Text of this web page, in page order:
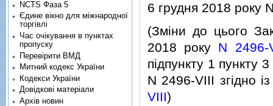
6 грудня 2018 року
(Змiни до цього
2018 року N 2496-
пiдпункту 1 пункту
N 2496-VIII згiдно
VIII)
NCTS Фаза 5
Єдине вікно для міжнародної
торгівлі
Час очікування в пунктах
пропуску
Перевірити ВМД
Митний кодекс України
Кодекси України
Довідкові матеріали
Архів новин